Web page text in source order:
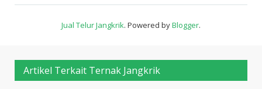
Jual Telur Jangkrik. Powered byBlogger.
Artikel Terkait Ternak Jangkrik